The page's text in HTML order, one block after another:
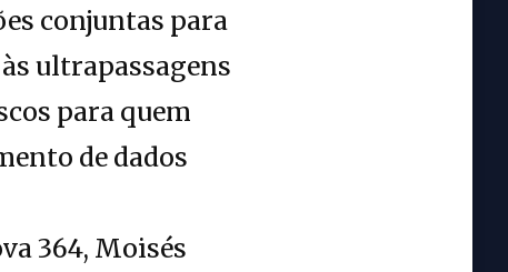
conjuntas para
ultrapassagens
para quem
de dados
364, Moisés